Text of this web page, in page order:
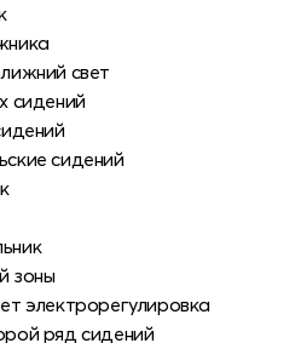
свет
сидений
сидений
зоны
электрорегулировка
ряд сидений